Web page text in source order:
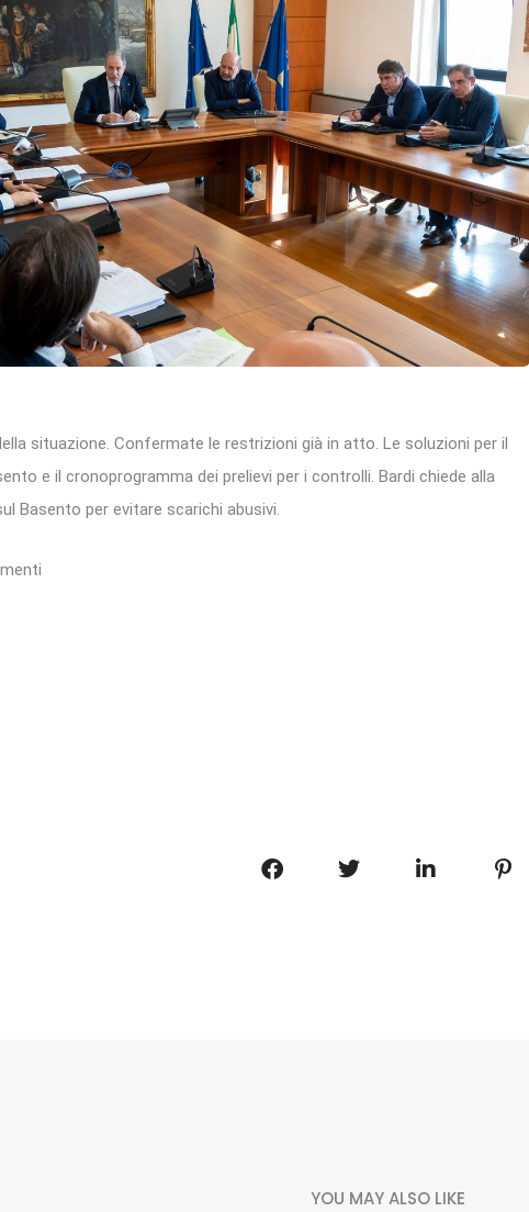
situazione. Confermate le restrizioni già in atto. Le soluzioni per il
e il cronoprogramma dei prelievi per i controlli. Bardi chiede alla
Basento per evitare scarichi abusivi.
YOU MAY ALSO LIKE